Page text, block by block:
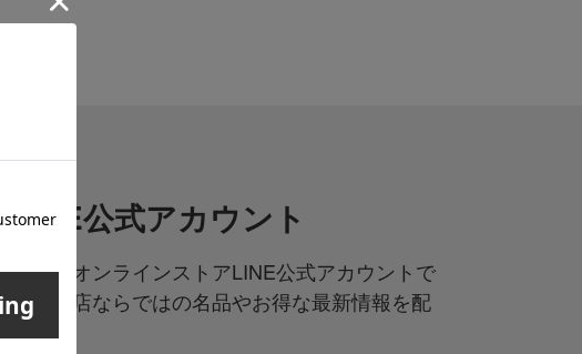
LINE公式アカウント
高島屋オンラインストアLINE公式アカウントで
は百貨店ならではの名品やお得な最新情報を配